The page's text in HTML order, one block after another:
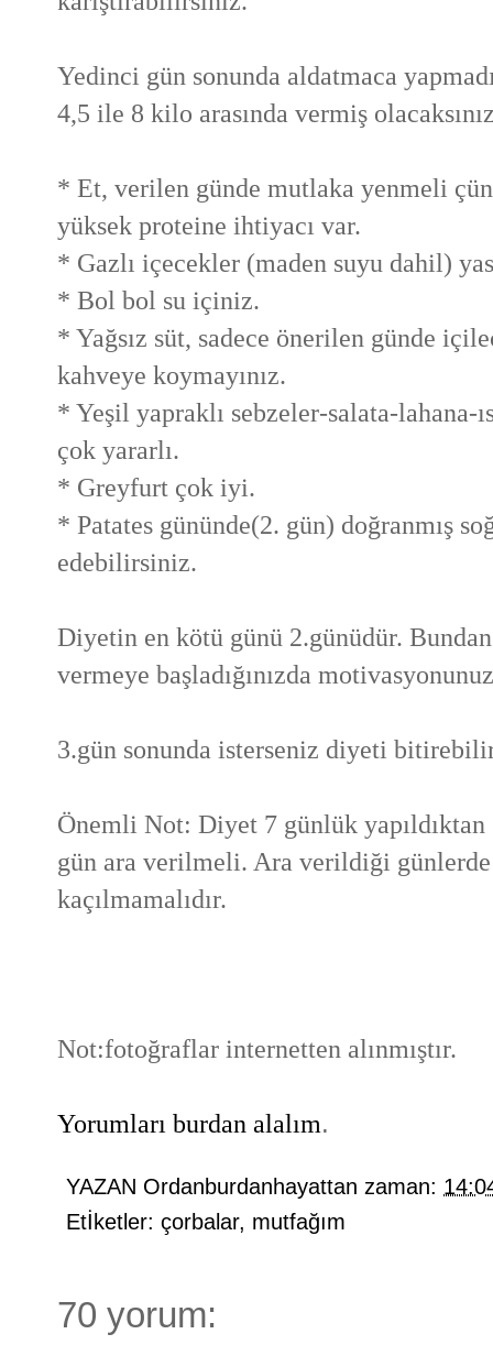
Yedinci gün sonunda aldatmaca
4,5 ile 8 kilo arasında vermiş
* Et, verilen günde mutlaka yenmeli
yüksek proteine ihtiyacı var.
* Gazlı içecekler (maden suyu dahil)
* Bol bol su içiniz.
* Yağsız süt, sadece önerilen günde
kahveye koymayınız.
* Yeşil yapraklı sebzeler-salata-lahana-
çok yararlı.
* Greyfurt çok iyi.
* Patates gününde(2. gün) doğranmış
edebilirsiniz.
Diyetin en kötü günü 2.günüdür.
vermeye başladığınızda
3.gün sonunda isterseniz diyeti
Önemli Not: Diyet 7 günlük yapıldıktan
gün ara verilmeli. Ara verildiği
kaçılmamalıdır.
Not:fotoğraflar internetten alınmıştır.
Yorumları burdan alalım.
YAZAN Ordanburdanhayattan zaman:
Etİketler: çorbalar, mutfağım
70 yorum: